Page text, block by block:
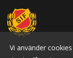
Vi använder